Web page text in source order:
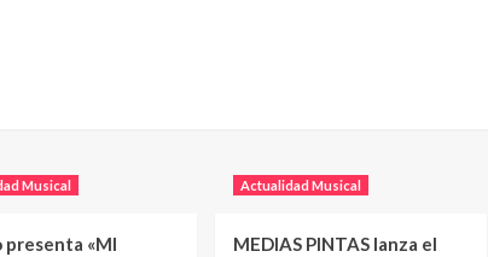
Musical
presenta «MI
Actualidad Musical
MEDIAS PINTAS lanza el